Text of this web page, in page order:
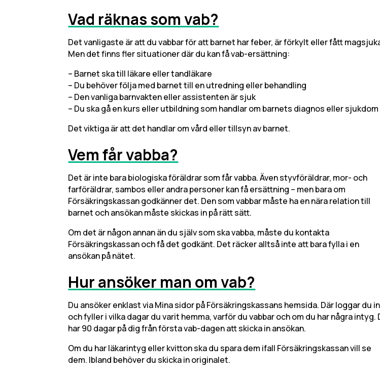
Vad räknas som vab?
Det vanligaste är att du vabbar för att barnet har feber, är förkylt eller fått
Men det finns fler situationer där du kan få vab-ersättning:
– Barnet ska till läkare eller tandläkare
– Du behöver följa med barnet till en utredning eller behandling
– Den vanliga barnvakten eller assistenten är sjuk
– Du ska gå en kurs eller utbildning som handlar om barnets diagnos eller sjukdom
Det viktiga är att det handlar om vård eller tillsyn av barnet.
Vem får vabba?
Det är inte bara biologiska föräldrar som får vabba. Även styvföräldrar, mor- och
farföräldrar, sambos eller andra personer kan få ersättning – men bara om
Försäkringskassan godkänner det. Den som vabbar måste ha en nära relation till
barnet och ansökan måste skickas in på rätt sätt.
Om det är någon annan än du själv som ska vabba, måste du kontakta
Försäkringskassan och få det godkänt. Det räcker alltså inte att bara fylla i en
ansökan på nätet.
Hur ansöker man om vab?
Du ansöker enklast via Mina sidor på Försäkringskassans hemsida. Där loggar du in
och fyller i vilka dagar du varit hemma, varför du vabbar och om du har några intyg.
har 90 dagar på dig från första vab-dagen att skicka in ansökan.
Om du har läkarintyg eller kvitton ska du spara dem ifall Försäkringskassan vill se
dem. Ibland behöver du skicka in originalet.